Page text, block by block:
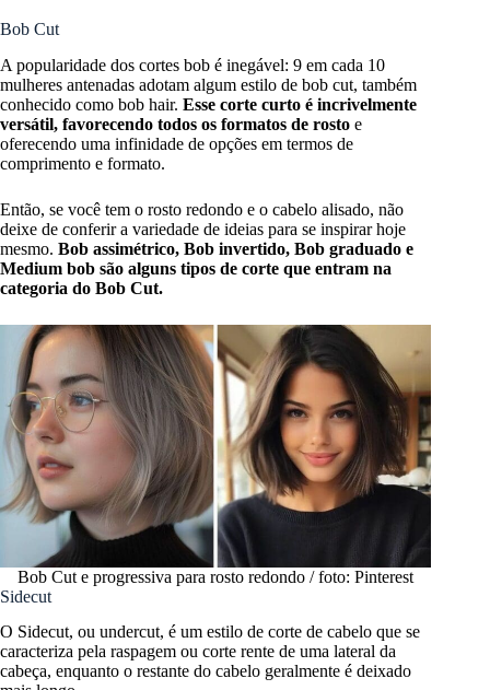
Bob Cut
A popularidade dos cortes bob é inegável: 9 em cada 10
mulheres antenadas adotam algum estilo de bob cut, também
conhecido como bob hair. Esse corte curto é incrivelmente
versátil, favorecendo todos os formatos de rosto e
oferecendo uma infinidade de opções em termos de
comprimento e formato.
Então, se você tem o rosto redondo e o cabelo alisado, não
deixe de conferir a variedade de ideias para se inspirar hoje
mesmo. Bob assimétrico, Bob invertido, Bob graduado e
Medium bob são alguns tipos de corte que entram na
categoria do Bob Cut.
Bob Cut e progressiva para rosto redondo / foto: Pinterest
Sidecut
O Sidecut, ou undercut, é um estilo de corte de cabelo que se
caracteriza pela raspagem ou corte rente de uma lateral da
cabeça, enquanto o restante do cabelo geralmente é deixado